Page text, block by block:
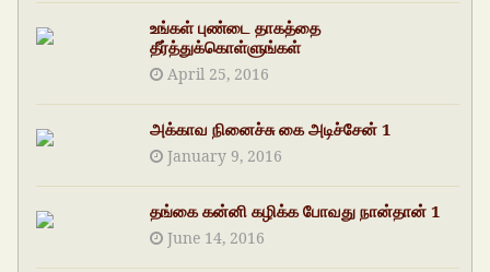
உங்கள் புண்டை தாகத்தை
தீர்த்துக்கொள்ளுங்கள்
April 25, 2016
அக்காவ நினைச்சு கை அடிச்சேன் 1
January 9, 2016
தங்கை கன்னி கழிக்க போவது நான்தான் 1
June 14, 2016